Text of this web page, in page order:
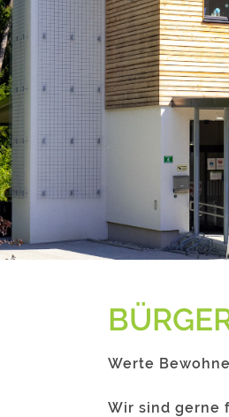
Werte
Wir sind gerne